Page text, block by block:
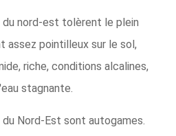
nord-est tolèrent le plein
assez pointilleux sur le sol,
riche, conditions alcalines,
stagnante.
Nord-Est sont autogames.